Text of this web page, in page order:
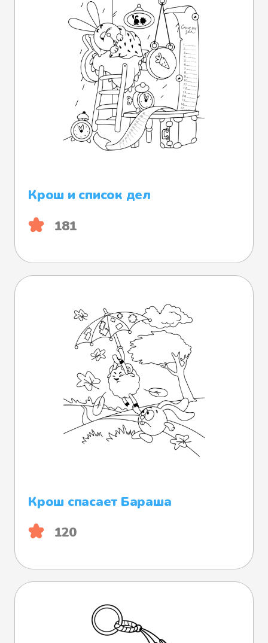
Крош и список дел
181
Крош спасает Бараша
120